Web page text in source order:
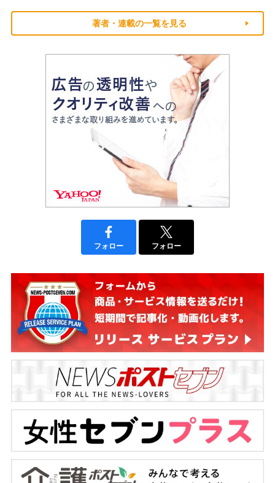
著者・連載の一覧を見る
フォロー フォロー